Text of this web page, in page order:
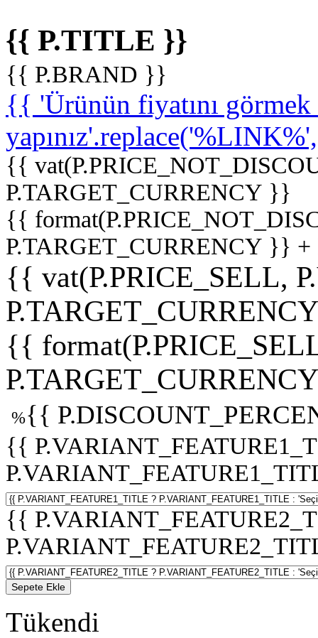
{{ P.TITLE }}
{{ P.BRAND }}
{{ 'Ürünün fiyatını
{{
P.TARGET_CURRENCY }}
{{
P.TARGET_CURRENCY }}
{{ vat(P.PRICE_SELL,
{{
%{{
{{
{{
Sepete Ekle
Tükendi